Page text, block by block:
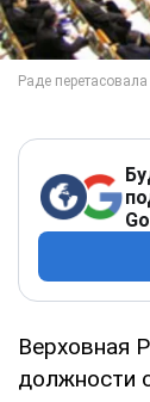
Верховная
должности